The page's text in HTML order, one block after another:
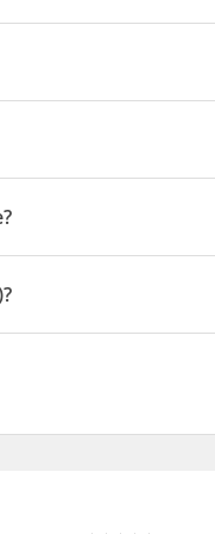
de Lisboa,
más céntricas y